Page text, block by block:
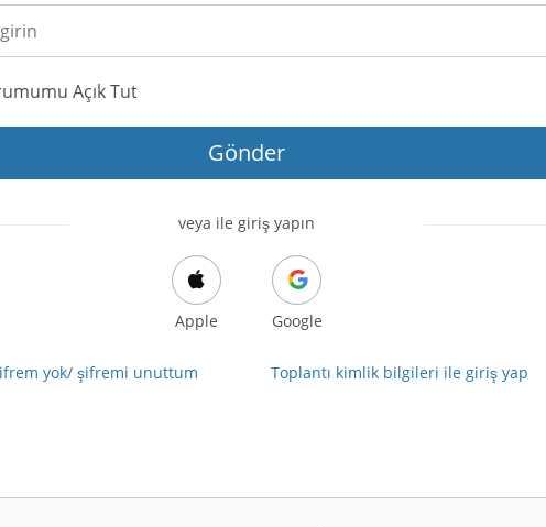
Açık Tut
Gönder
veya ile giriş yapın
Apple Google
yok/ şifremi unuttum Toplantı kimlik bilgileri ile giriş yap